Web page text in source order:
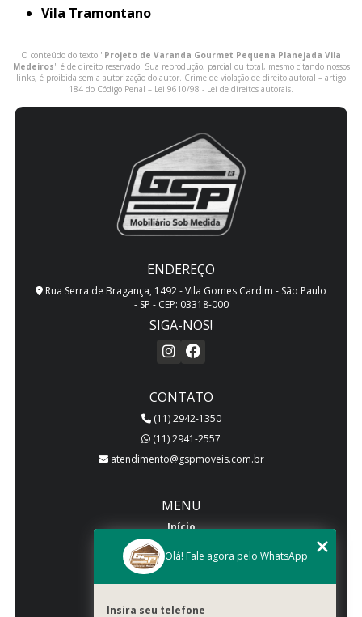
Vila Tramontano
O conteúdo do texto "Projeto de Varanda Gourmet Pequena Planejada Vila
Medeiros" é de direito reservado. Sua reprodução, parcial ou total, mesmo citando nossos
links, é proibida sem a autorização do autor. Crime de violação de direito autoral – artigo
184 do Código Penal – Lei 9610/98 - Lei de direitos autorais
ENDEREÇO
Rua Serra de Bragança, 1492 - Vila Gomes Cardim - São Paulo
- SP - CEP: 03318-000
SIGA-NOS!
CONTATO
(11) 2942-1350
(11) 2941-2557
atendimento@gspmoveis.com.br
MENU
Início
Quem somos
Galeria
Olá! Fale agora pelo WhatsApp
Insira seu telefone